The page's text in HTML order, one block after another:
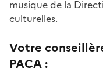
musique de la
culturelles.
Votre
PACA :